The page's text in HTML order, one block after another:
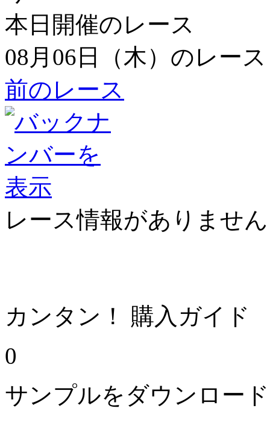
本日開催のレース
08月06日（木）のレース
前のレース
レース情報がありませ
カンタン！ 購入ガイド
0
サンプルをダウンロー